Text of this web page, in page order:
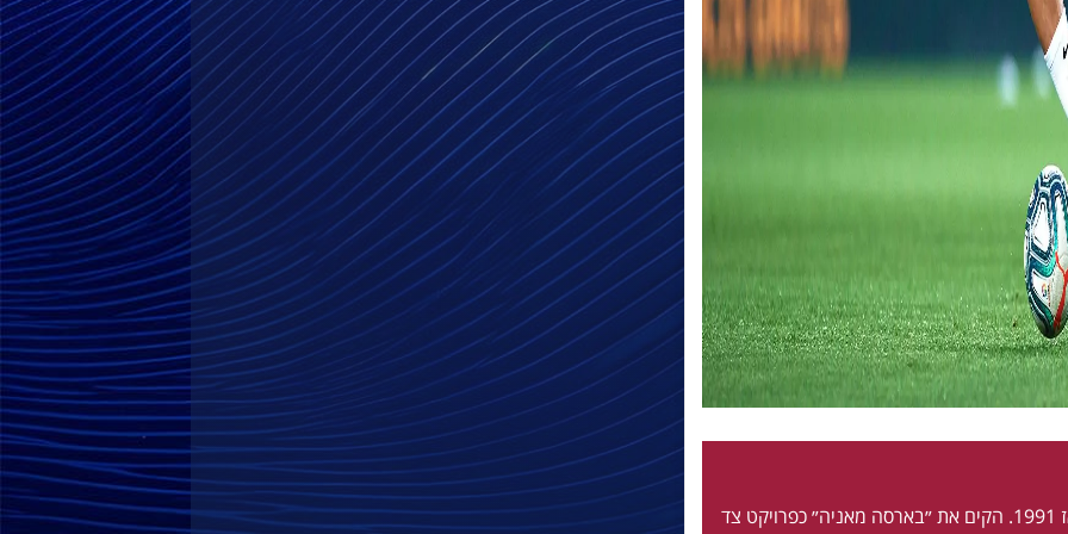
חי ונושם בלאוגרנה מאז 1991. הקים את ״בארסה מאניה״ כפרויקט צד